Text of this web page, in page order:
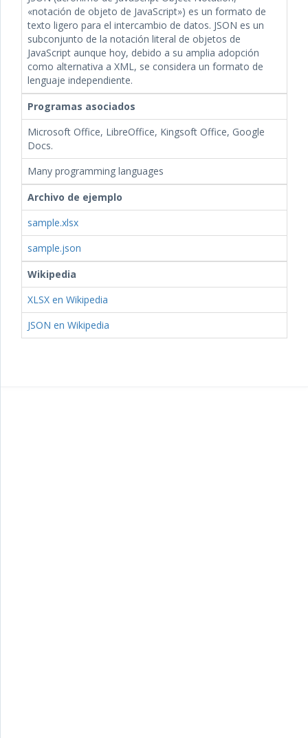
«notación de objeto de JavaScript») es un formato de
texto ligero para el intercambio de datos. JSON es un
subconjunto de la notación literal de objetos de
JavaScript aunque hoy, debido a su amplia adopción
como alternativa a XML, se considera un formato de
lenguaje independiente.
Programas asociados
Microsoft Office, LibreOffice, Kingsoft Office, Google
Docs.
Many programming languages
Archivo de ejemplo
sample.xlsx
sample.json
Wikipedia
XLSX en Wikipedia
JSON en Wikipedia